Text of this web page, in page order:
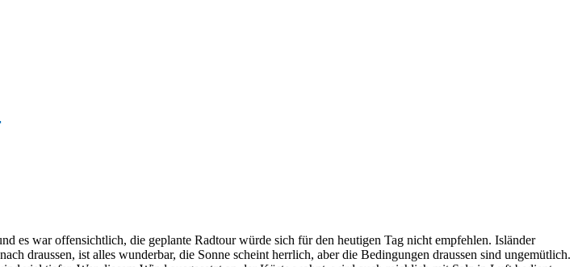
es war offensichtlich, die geplante Radtour würde sich für den heutigen Tag nicht empfehlen. Isländer
draussen, ist alles wunderbar, die Sonne scheint herrlich, aber die Bedingungen draussen sind ungemütlich.